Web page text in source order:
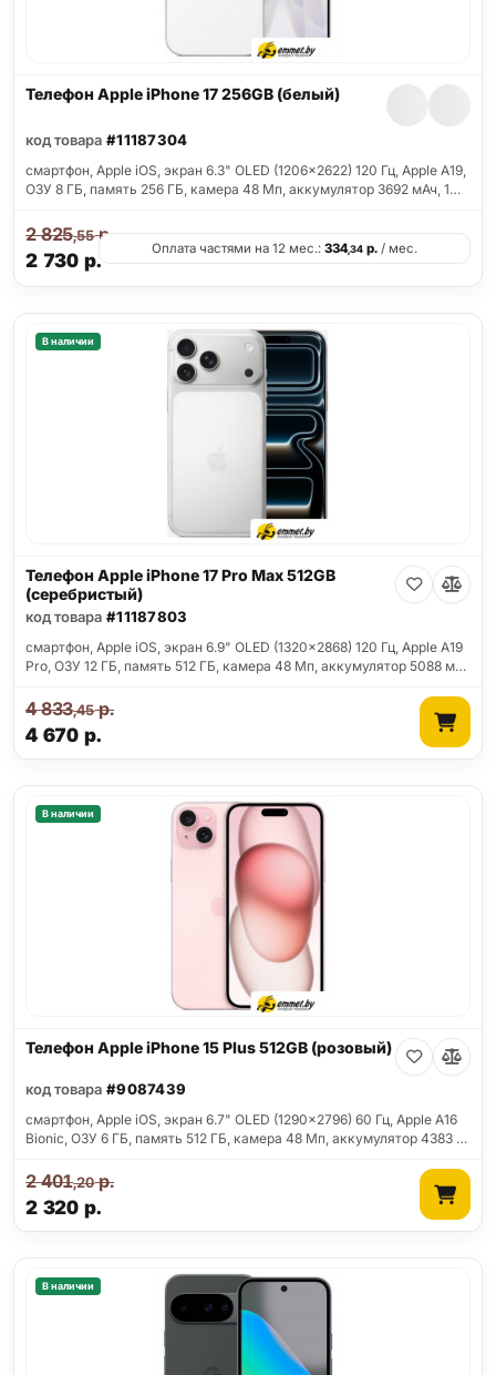
Телефон Apple iPhone 17 256GB (белый)
код товара #11187304
смартфон, Apple iOS, экран 6.3" OLED (1206x2622) 120 Гц, Apple A19,
ОЗУ 8 ГБ, память 256 ГБ, камера 48 Мп, аккумулятор 3692 мАч, 1…
2 730 р.
2 825,55р.
Оплата частями на 12 мес.: 334,34 р. / мес.
В наличии
Телефон Apple iPhone 17 Pro Max 512GB
(серебристый)
код товара #11187803
смартфон, Apple iOS, экран 6.9" OLED (1320x2868) 120 Гц, Apple A19
Pro, ОЗУ 12 ГБ, память 512 ГБ, камера 48 Мп, аккумулятор 5088 м…
4 670 р.
4 833,45р.
В наличии
Телефон Apple iPhone 15 Plus 512GB (розовый)
код товара #9087439
смартфон, Apple iOS, экран 6.7" OLED (1290x2796) 60 Гц, Apple A16
Bionic, ОЗУ 6 ГБ, память 512 ГБ, камера 48 Мп, аккумулятор 4383 …
2 320 р.
2 401,20р.
В наличии